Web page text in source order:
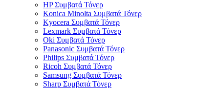
HP Συμβατά Τόνερ
Konica Minolta Συμβατά Τόνερ
Kyocera Συμβατά Τόνερ
Lexmark Συμβατά Τόνερ
Oki Συμβατά Τόνερ
Panasonic Συμβατά Τόνερ
Philips Συμβατά Τόνερ
Ricoh Συμβατά Τόνερ
Samsung Συμβατά Τόνερ
Sharp Συμβατά Τόνερ